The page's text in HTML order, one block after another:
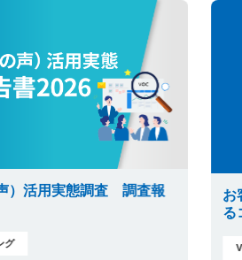
）活用実態調査 調査報
グ
お
る